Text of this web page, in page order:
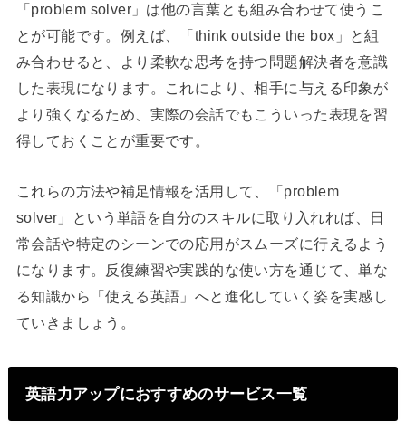
「problem solver」は他の言葉とも組み合わせて使うこ
とが可能です。例えば、「think outside the box」と組
み合わせると、より柔軟な思考を持つ問題解決者を意識
した表現になります。これにより、相手に与える印象が
より強くなるため、実際の会話でもこういった表現を習
得しておくことが重要です。
これらの方法や補足情報を活用して、「problem
solver」という単語を自分のスキルに取り入れれば、日
常会話や特定のシーンでの応用がスムーズに行えるよう
になります。反復練習や実践的な使い方を通じて、単な
る知識から「使える英語」へと進化していく姿を実感し
ていきましょう。
英語力アップにおすすめのサービス一覧